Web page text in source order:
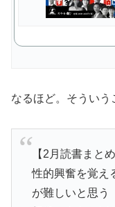
なるほど。そうい
【2月読書まと
性的興奮を覚え
が難しいと思